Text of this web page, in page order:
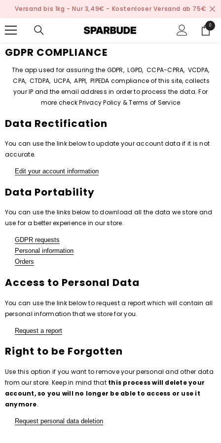
Versand bis 1kg - Nur 3,49€ - Kostenloser Versand ab 75€
00
GDPR COMPLIANCE
The app used for assuring the GDPR, LGPD, CCPA-CPRA, VCDPA,
CPA, CTDPA, UCPA, APPI, PIPEDA compliance of this site, collects
your IP and the email address in order to process the data. For
more check Privacy Policy & Terms of Service
Data Rectification
You can use the link below to update your account data if it is not
accurate.
Edit your account information
Data Portability
You can use the links below to download all the data we store and
use for a better experience in our store.
GDPR requests
Personal information
Orders
Access to Personal Data
You can use the link below to request a report which will contain all
personal information that we store for you.
Request a report
Right to be Forgotten
Use this option if you want to remove your personal and other data
from our store. Keep in mind that this process will delete your
account, so you will no longer be able to access or use it
anymore.
Request personal data deletion